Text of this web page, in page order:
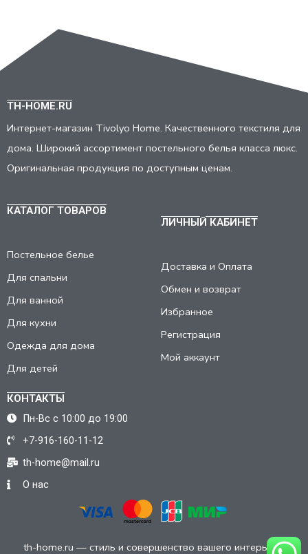
TH-HOME.RU
Интернет-магазин Tivolyo Home. Качественного текстиля для
дома. Широкий ассортимент постельного белья класса люкс.
Оригинальная продукция по доступным ценам.
КАТАЛОГ ТОВАРОВ
Постельное белье
Для спальни
Для ванной
Для кухни
Одежда для дома
Для детей
ЛИЧНЫЙ КАБИНЕТ
Доставка и Оплата
Обмен и возврат
Избранное
Регистрация
Мой аккаунт
КОНТАКТЫ
Пн-Вс с 10:00 до 19:00
+7-916-160-11-12
th-home@mail.ru
О нас
th-home.ru — стиль и совершенство вашего интерьера